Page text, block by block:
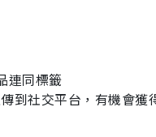
連同標籤
到社交平台，有機會獲